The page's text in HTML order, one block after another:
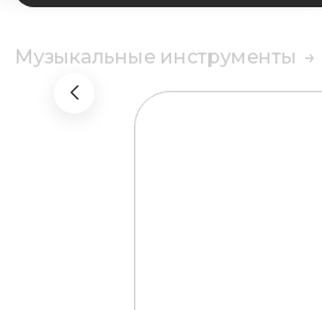
Музыкальные инструменты